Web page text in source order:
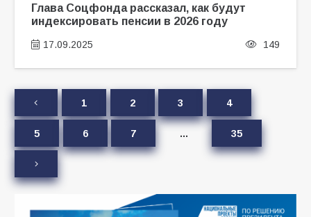
Глава Соцфонда рассказал, как будут
индексировать пенсии в 2026 году
17.09.2025 149
1 2 3 4
5 6 7 … 35